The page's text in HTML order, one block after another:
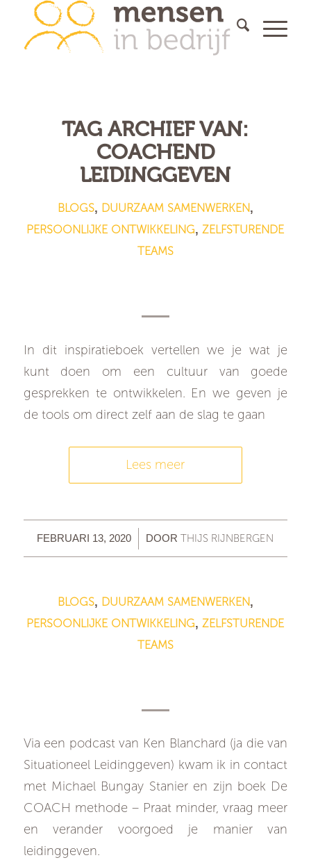
TAG ARCHIEF VAN:
COACHEND
LEIDINGGEVEN
BLOGS, DUURZAAM SAMENWERKEN,
PERSOONLIJKE ONTWIKKELING,ZELFSTURENDE
TEAMS
In dit inspiratieboek vertellen we je wat je
kunt doen om een cultuur van goede
gesprekken te ontwikkelen. En we geven je
de tools om direct zelf aan de slag te gaan
Lees meer
FEBRUARI 13, 2020
/ DOORTHIJS RIJNBERGEN
BLOGS, DUURZAAM SAMENWERKEN,
PERSOONLIJKE ONTWIKKELING, ZELFSTURENDE
TEAMS
Via een podcast van Ken Blanchard (ja die van
Situationeel Leidinggeven) kwam ik in contact
met Michael Bungay Stanier en zijn boek De
COACH methode – Praat minder, vraag meer
en verander voorgoed je manier van
leidinggeven.